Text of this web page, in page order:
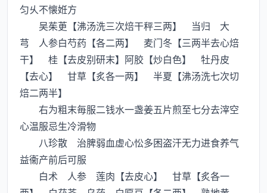
匀乆不懐姙方
吴茱茰【沸汤洗三次焙干秤三两】 当归 大
芎 人参白芍药【各二两】 麦门冬【三两半去心焙
干】 桂【去皮别研末】阿胶【炒白色】 牡丹皮
【去心】 甘草【炙各一两】 半夏【沸汤洗七次切
焙二两半】
右为粗末毎服二钱水一盏姜五片煎至七分去滓空
心温服忌生冷滑物
八珍散 治脾弱血虚心忪多困盗汗无力进食养气
益衞产前后可服
白术 人参 莲肉【去皮心】 甘草【炙各一